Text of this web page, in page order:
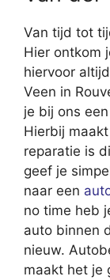
Van tijd tot
Hier ontkom
hiervoor
Veen in
je bij ons
Hierbij
reparatie is
geef je
naar een
no time heb
auto binnen
nieuw.
maakt het je